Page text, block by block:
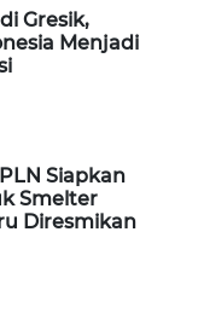
Gresik,
Menjadi
Siapkan
Smelter
Diresmikan